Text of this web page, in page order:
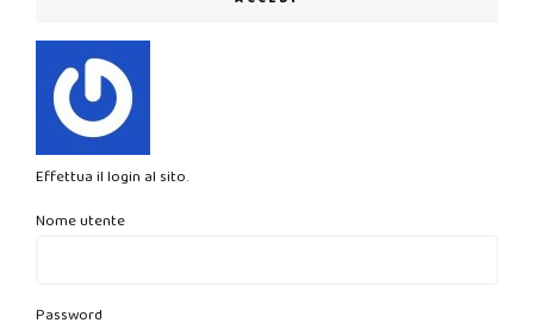
Effettua il login al sito.
Nome utente
Password